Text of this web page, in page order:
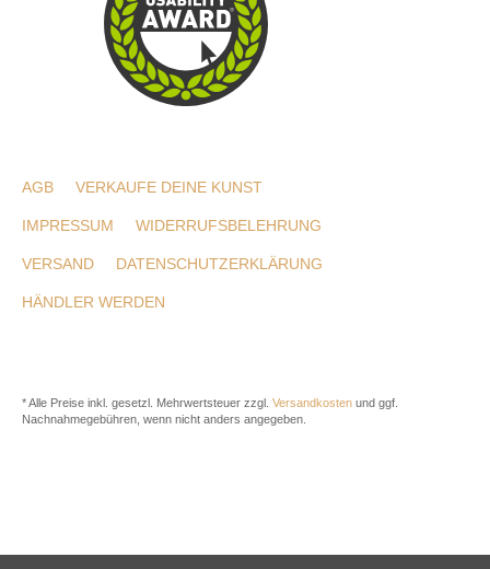
AGB VERKAUFE DEINE KUNST
IMPRESSUM WIDERRUFSBELEHRUNG
VERSAND DATENSCHUTZERKLÄRUNG
HÄNDLER WERDEN
* Alle Preise inkl. gesetzl. Mehrwertsteuer zzgl. Versandkosten und ggf.
Nachnahmegebühren, wenn nicht anders angegeben.